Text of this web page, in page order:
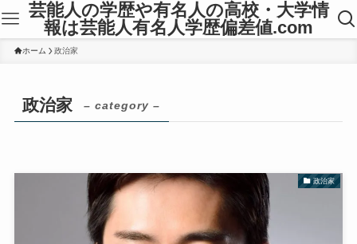
芸能人の学歴や有名人の高校・大学情
報は芸能人有名人学歴偏差値.com
ホーム 政治家
政治家 – category –
政治家